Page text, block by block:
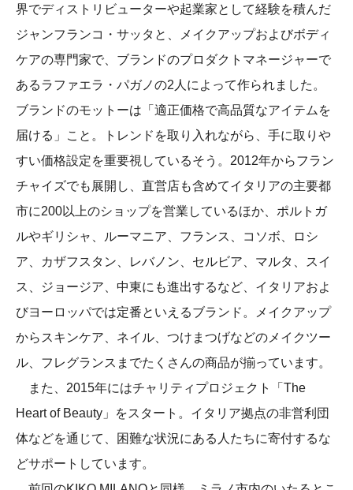
界でディストリビューターや起業家として経験を積んだ
ジャンフランコ・サッタと、メイクアップおよびボディ
ケアの専門家で、ブランドのプロダクトマネージャーで
あるラファエラ・パガノの2人によって作られました。
ブランドのモットーは「適正価格で高品質なアイテムを
届ける」こと。トレンドを取り入れながら、手に取りや
すい価格設定を重要視しているそう。2012年からフラン
チャイズでも展開し、直営店も含めてイタリアの主要都
市に200以上のショップを営業しているほか、ポルトガ
ルやギリシャ、ルーマニア、フランス、コソボ、ロシ
ア、カザフスタン、レバノン、セルビア、マルタ、スイ
ス、ジョージア、中東にも進出するなど、イタリアおよ
びヨーロッパでは定番といえるブランド。メイクアップ
からスキンケア、ネイル、つけまつげなどのメイクツー
ル、フレグランスまでたくさんの商品が揃っています。
また、2015年にはチャリティプロジェクト「The
Heart of Beauty」をスタート。イタリア拠点の非営利団
体などを通じて、困難な状況にある人たちに寄付するな
どサポートしています。